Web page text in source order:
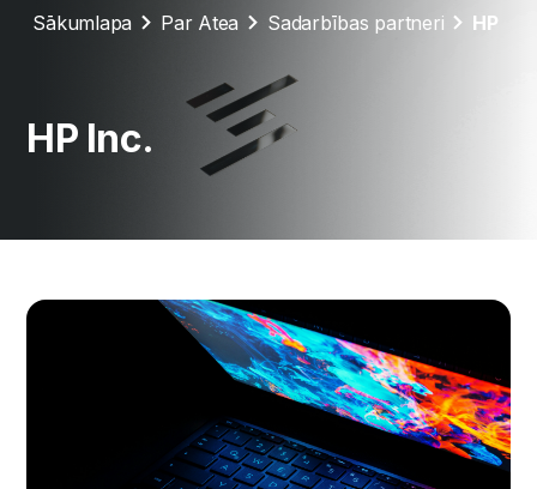
Sākumlapa Par Atea Sadarbības partneri HP
HP Inc.